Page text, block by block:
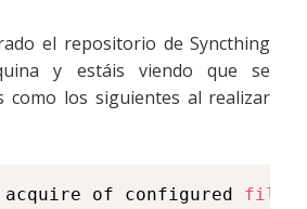
el repositorio de Syncthing
y estáis viendo que se
como los siguientes al realizar
acquire of configured file